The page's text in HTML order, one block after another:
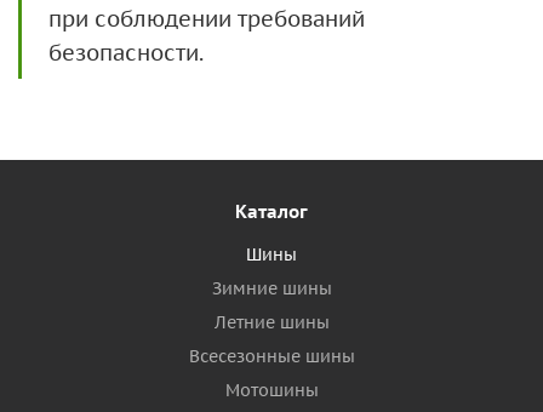
при соблюдении требований
безопасности.
Каталог
Шины
Зимние шины
Летние шины
Всесезонные шины
Мотошины